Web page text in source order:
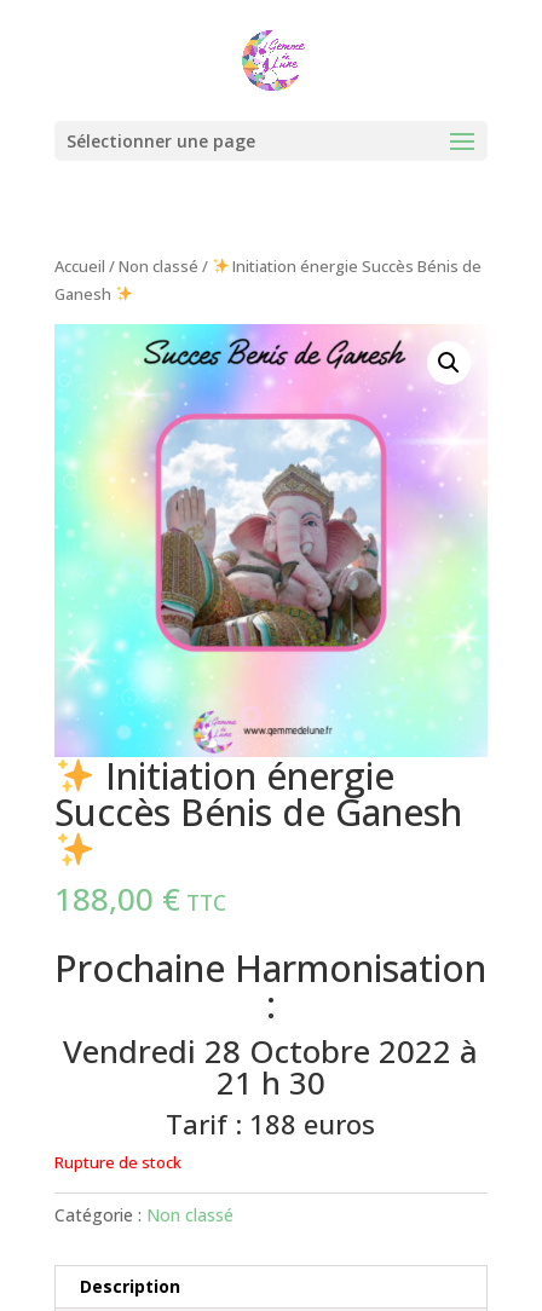
Sélectionner une page
Accueil /Non classé /
Initiation énergie Succès Bénis de
Ganesh
Initiation énergie
Succès Bénis de Ganesh
188,00 € TTC
Prochaine Harmonisation
:
Vendredi 28 Octobre 2022 à
21 h 30
Tarif : 188 euros
Rupture de stock
Catégorie : Non classé
Description